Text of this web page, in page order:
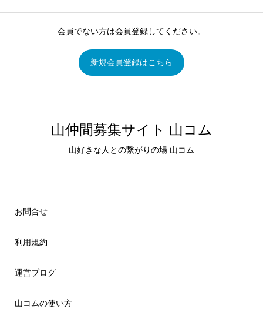
会員でない方は会員登録してください。
新規会員登録はこちら
山仲間募集サイト 山コム
山好きな人との繋がりの場 山コム
お問合せ
利用規約
運営ブログ
山コムの使い方